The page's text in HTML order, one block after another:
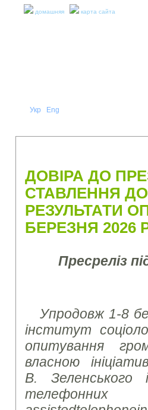
домашняя карта сайта
Укр Eng
ДОВІРА ДО
СТАВЛЕННЯ
РЕЗУЛЬТАТИ
БЕРЕЗНЯ 2026
Пресреліз
Упродовж 1-8
інститут
опитування
власною
В. Зеленського